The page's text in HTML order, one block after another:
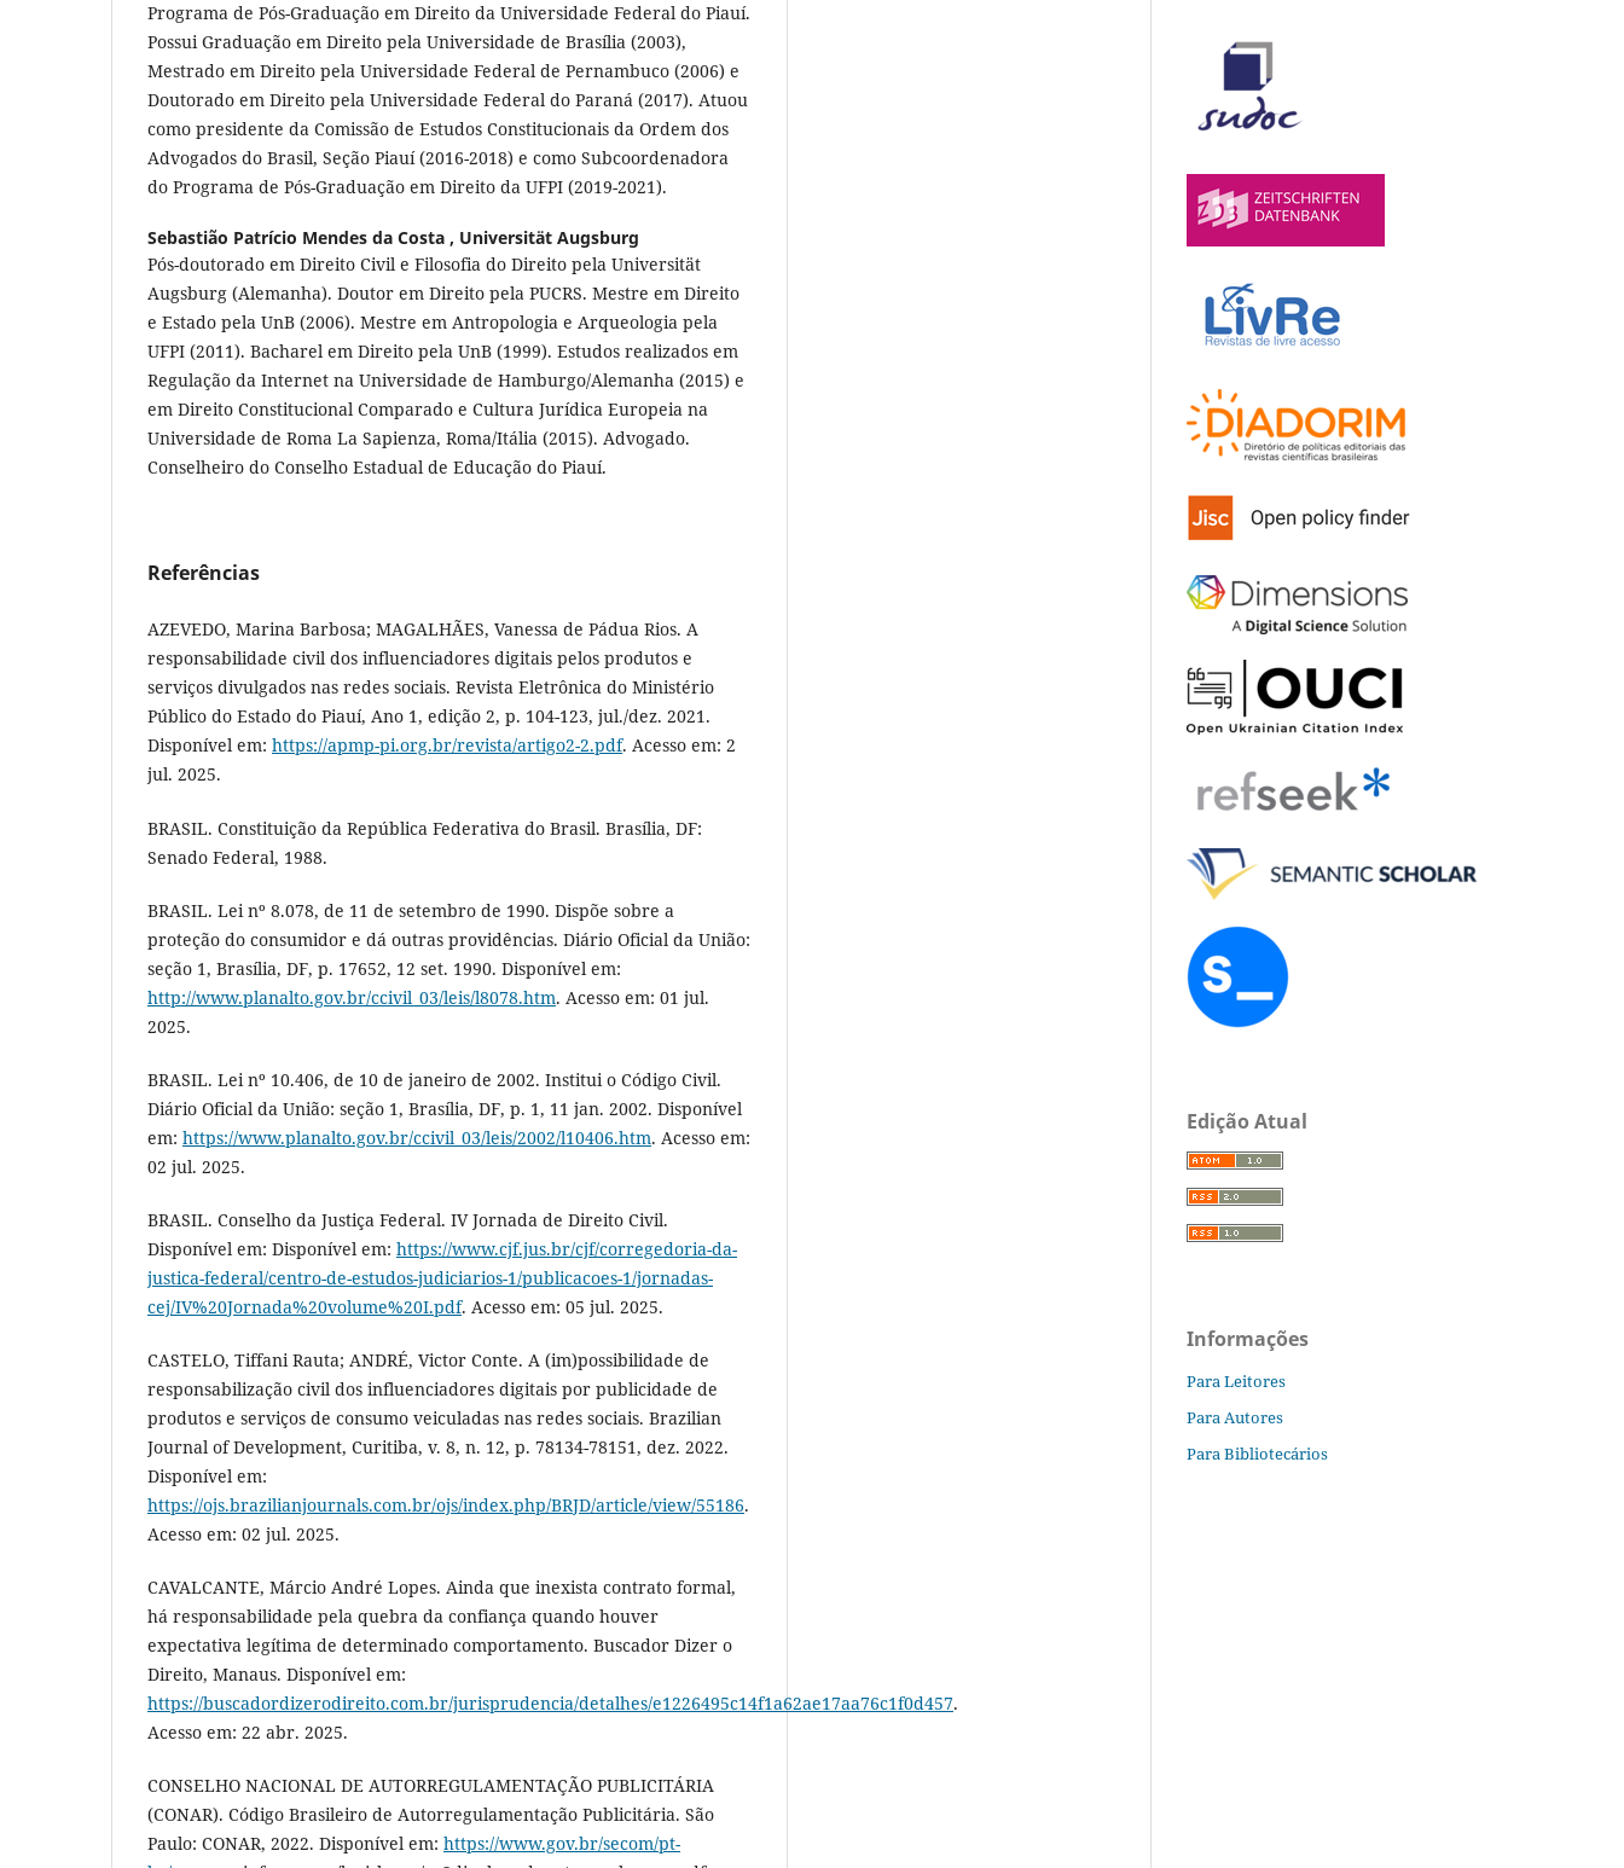
Programa de Pós-Graduação em Direito da Universidade Federal do Piauí.
Possui Graduação em Direito pela Universidade de Brasília (2003),
Mestrado em Direito pela Universidade Federal de Pernambuco (2006) e
Doutorado em Direito pela Universidade Federal do Paraná (2017). Atuou
como presidente da Comissão de Estudos Constitucionais da Ordem dos
Advogados do Brasil, Seção Piauí (2016-2018) e como Subcoordenadora
do Programa de Pós-Graduação em Direito da UFPI (2019-2021).
Sebastião Patrício Mendes da Costa , Universität Augsburg
Pós-doutorado em Direito Civil e Filosofia do Direito pela Universität
Augsburg (Alemanha). Doutor em Direito pela PUCRS. Mestre em Direito
e Estado pela UnB (2006). Mestre em Antropologia e Arqueologia pela
UFPI (2011). Bacharel em Direito pela UnB (1999). Estudos realizados em
Regulação da Internet na Universidade de Hamburgo/Alemanha (2015) e
em Direito Constitucional Comparado e Cultura Jurídica Europeia na
Universidade de Roma La Sapienza, Roma/Itália (2015). Advogado.
Conselheiro do Conselho Estadual de Educação do Piauí.
Referências
AZEVEDO, Marina Barbosa; MAGALHÃES, Vanessa de Pádua Rios. A
responsabilidade civil dos influenciadores digitais pelos produtos e
serviços divulgados nas redes sociais. Revista Eletrônica do Ministério
Público do Estado do Piauí, Ano 1, edição 2, p. 104-123, jul./dez. 2021.
Disponível em: https://apmp-pi.org.br/revista/artigo2-2.pdf. Acesso em: 2
jul. 2025.
BRASIL. Constituição da República Federativa do Brasil. Brasília, DF:
Senado Federal, 1988.
BRASIL. Lei nº 8.078, de 11 de setembro de 1990. Dispõe sobre a
proteção do consumidor e dá outras providências. Diário Oficial da União:
seção 1, Brasília, DF, p. 17652, 12 set. 1990. Disponível em:
http://www.planalto.gov.br/ccivil_03/leis/l8078.htm. Acesso em: 01 jul.
2025.
BRASIL. Lei nº 10.406, de 10 de janeiro de 2002. Institui o Código Civil.
Diário Oficial da União: seção 1, Brasília, DF, p. 1, 11 jan. 2002. Disponível
em: https://www.planalto.gov.br/ccivil_03/leis/2002/l10406.htm. Acesso em:
02 jul. 2025.
BRASIL. Conselho da Justiça Federal. IV Jornada de Direito Civil.
Disponível em: Disponível em: https://www.cjf.jus.br/cjf/corregedoria-da-
justica-federal/centro-de-estudos-judiciarios-1/publicacoes-1/jornadas-
cej/IV%20Jornada%20volume%20I.pdf. Acesso em: 05 jul. 2025.
CASTELO, Tiffani Rauta; ANDRÉ, Victor Conte. A (im)possibilidade de
responsabilização civil dos influenciadores digitais por publicidade de
produtos e serviços de consumo veiculadas nas redes sociais. Brazilian
Journal of Development, Curitiba, v. 8, n. 12, p. 78134-78151, dez. 2022.
Disponível em:
https://ojs.brazilianjournals.com.br/ojs/index.php/BRJD/article/view/55186.
Acesso em: 02 jul. 2025.
CAVALCANTE, Márcio André Lopes. Ainda que inexista contrato formal,
há responsabilidade pela quebra da confiança quando houver
expectativa legítima de determinado comportamento. Buscador Dizer o
Direito, Manaus. Disponível em:
https://buscadordizerodireito.com.br/jurisprudencia/detalhes/e1226495c14f1a62ae17aa76c1f0d457.
Acesso em: 22 abr. 2025.
CONSELHO NACIONAL DE AUTORREGULAMENTAÇÃO PUBLICITÁRIA
(CONAR). Código Brasileiro de Autorregulamentação Publicitária. São
Paulo: CONAR, 2022. Disponível em: https://www.gov.br/secom/pt-
Edição Atual
Informações
Para Leitores
Para Autores
Para Bibliotecários